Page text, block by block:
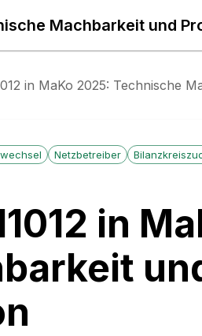
Machbarkeit und
in MaKo 2025: Technische
Netzbetreiber
in